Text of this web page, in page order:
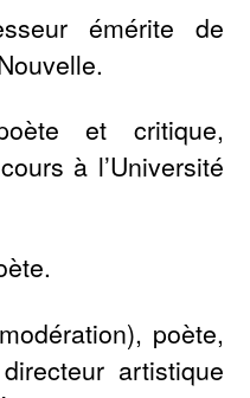
émérite de
et critique,
à l’Université
poète,
artistique